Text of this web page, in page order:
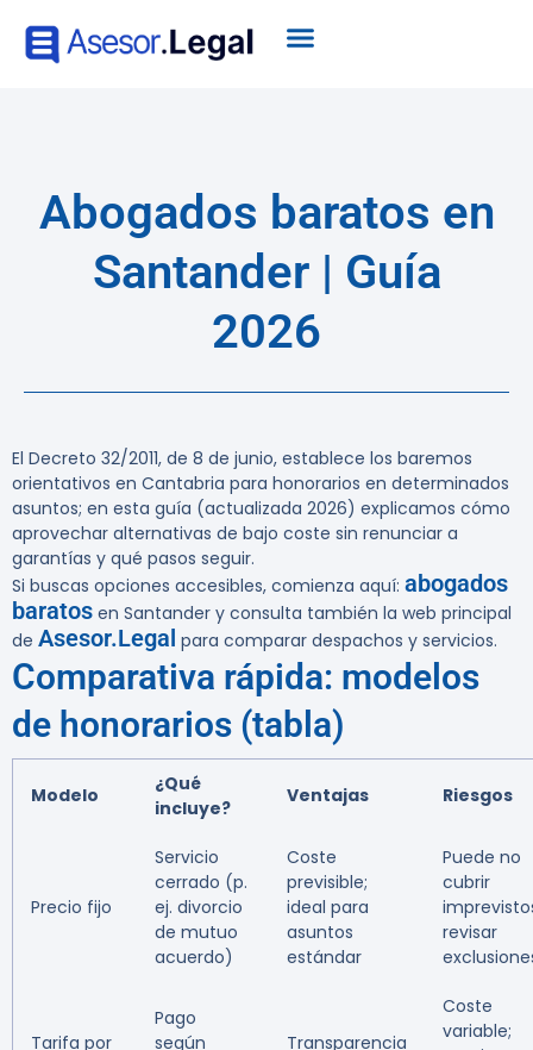
Abogados baratos en
Santander | Guía
2026
El Decreto 32/2011, de 8 de junio, establece los baremos
orientativos en Cantabria para honorarios en determinados
asuntos; en esta guía (actualizada 2026) explicamos cómo
aprovechar alternativas de bajo coste sin renunciar a
garantías y qué pasos seguir.
Si buscas opciones accesibles, comienza aquí: abogados
baratos en Santander y consulta también la web principal
de Asesor.Legal para comparar despachos y servicios.
Comparativa rápida: modelos
de honorarios (tabla)
Modelo
¿Qué
incluye?
Ventajas Riesgos
Precio fijo
Servicio
cerrado (p.
ej. divorcio
de mutuo
acuerdo)
Coste
previsible;
ideal para
asuntos
estándar
Puede no
cubrir
revisar
Tarifa por
Pago
según
Transparencia
Coste
variable;